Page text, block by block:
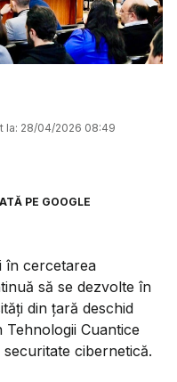
la: 28/04/2026 08:49
PE GOOGLE
în cercetarea
să se dezvolte în
din țară deschid
Cuantice
cibernetică.